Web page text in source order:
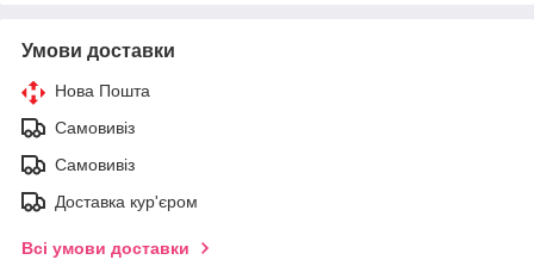
Умови доставки
Нова Пошта
Самовивіз
Самовивіз
Доставка кур'єром
Всі умови доставки